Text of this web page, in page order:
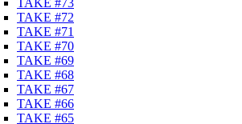
TAKE #73
TAKE #72
TAKE #71
TAKE #70
TAKE #69
TAKE #68
TAKE #67
TAKE #66
TAKE #65